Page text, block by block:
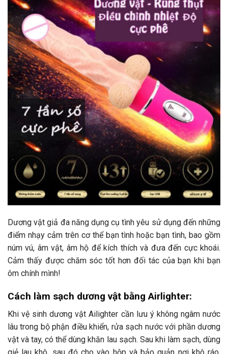
Dương vật giả đa năng dụng cụ tình yêu sử dụng đến những
điểm nhạy cảm trên cơ thể bạn tình hoặc bạn tình, bao gồm
núm vú, âm vật, âm hộ để kích thích và đưa đến cực khoái.
Cảm thấy được chăm sóc tốt hơn đối tác của bạn khi bạn
ôm chính mình!
Cách làm sạch dương vật bằng Airlighter:
Khi vệ sinh dương vật Ailighter cần lưu ý không ngâm nước
lâu trong bộ phận điều khiển, rửa sạch nước với phần dương
vật và tay, có thể dùng khăn lau sạch. Sau khi làm sạch, dùng
giẻ lau khô, sau đó cho vào hộp và bảo quản nơi khô ráo,